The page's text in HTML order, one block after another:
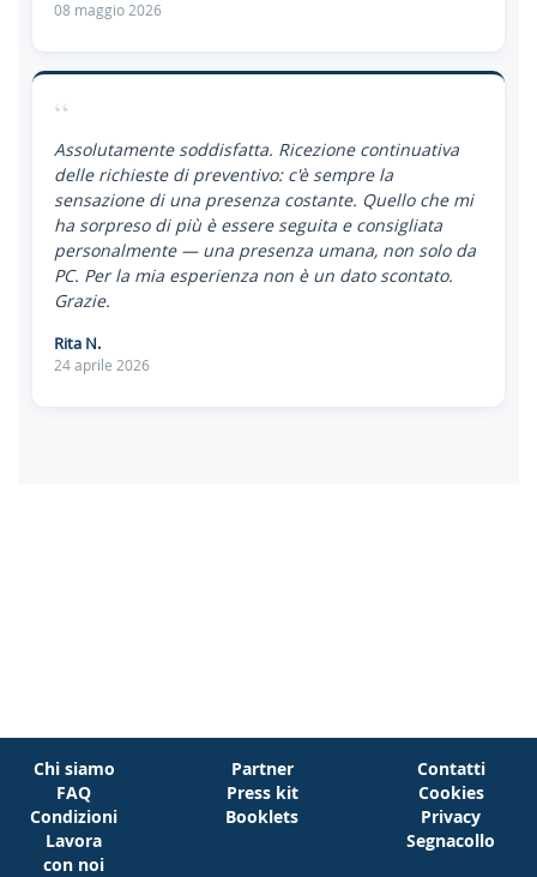
08 maggio 2026
“
Assolutamente soddisfatta. Ricezione continuativa
delle richieste di preventivo: c'è sempre la
sensazione di una presenza costante. Quello che mi
ha sorpreso di più è essere seguita e consigliata
personalmente — una presenza umana, non solo da
PC. Per la mia esperienza non è un dato scontato.
Grazie.
Rita N.
24 aprile 2026
Chi siamo
FAQ
Condizioni
Lavora
con noi
Partner
Press kit
Booklets
Contatti
Cookies
Privacy
Segnacollo